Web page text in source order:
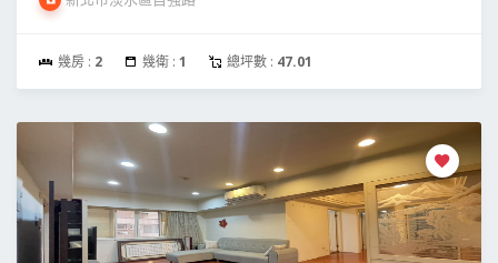
幾房 : 2 幾衛 : 1 總坪數 : 47.01